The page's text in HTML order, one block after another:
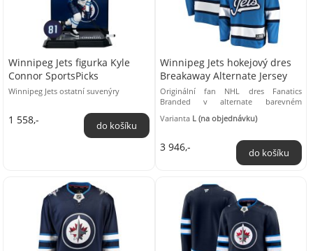
Winnipeg Jets figurka Kyle
Connor SportsPicks
Winnipeg Jets ostatní suvenýry
1 558,-
Winnipeg Jets hokejový dres
Breakaway Alternate Jersey
Originální fan NHL dres Fanatics
Branded v alternate barevném
provedení, navržený a vyrobený jako
fan verze on ice ...
Varianta L (na objednávku)
3 946,-